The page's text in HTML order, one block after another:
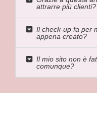
attrarre più clienti?
Il check-up fa per
appena creato?
Il mio sito non è
comunque?